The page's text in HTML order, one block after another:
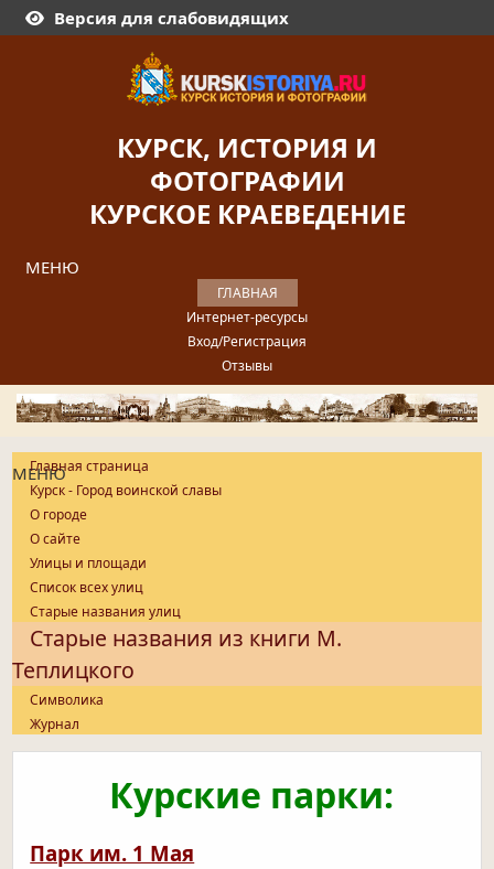
Версия для слабовидящих
КУРСК, ИСТОРИЯ И
ФОТОГРАФИИ
КУРСКОЕ КРАЕВЕДЕНИЕ
МЕНЮ
ГЛАВНАЯ
Интернет-ресурсы
Вход/Регистрация
Отзывы
МЕНЮ
Главная страница
Курск - Город воинской славы
О городе
О сайте
Улицы и площади
Список всех улиц
Старые названия улиц
Старые названия из книги М.
Теплицкого
Символика
Журнал
Курские парки:
Парк им. 1 Мая